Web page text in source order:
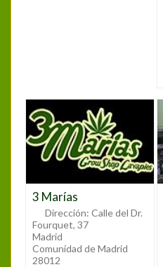
3 Marías
Dirección: Calle del Dr.
Fourquet, 37
Madrid
Comunidad de Madrid
28012